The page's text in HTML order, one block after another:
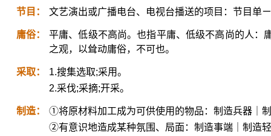
节目： 文艺演出或广播电台、电视台播送的项目：节目单
庸俗：
平庸、低级不高尚。也指平庸、低级不高尚的人：
之观，以耸动庸俗，不可也。
采取：
1.搜集选取;采用。
2.采伐;采摘;开采。
制造：
①将原材料加工成为可供使用的物品：制造兵器｜
②有意识地造成某种氛围、局面：制造事端｜制造